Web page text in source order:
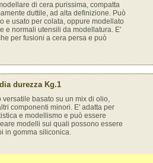
di cera purissima, compatta
duttile, ad alta definizione. Può
e usato per colata, oppure modellato
e normali utensili da modellatura. E'
per fusioni a cera persa e può
durezza Kg.1
versatile basato su un mix di olio,
componenti minori. E' adatta per
e modellismo e può essere
modelli sui quali possono essere
in gomma siliconica.